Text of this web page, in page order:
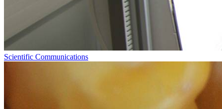
Scientific Communications